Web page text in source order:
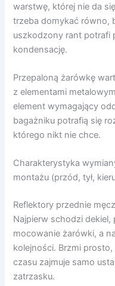
warstwę, której nie da
trzeba domykać równo,
uszkodzony rant potrafi
kondensację.
Przepaloną żarówkę
z elementami
element wymagający
bagażniku potrafią się
którego nikt nie chce.
Charakterystyka
montażu (przód, tył,
Reflektory przednie
Najpierw schodzi dekiel,
mocowanie żarówki, a
kolejności. Brzmi
czasu zajmuje samo
zatrzasku.